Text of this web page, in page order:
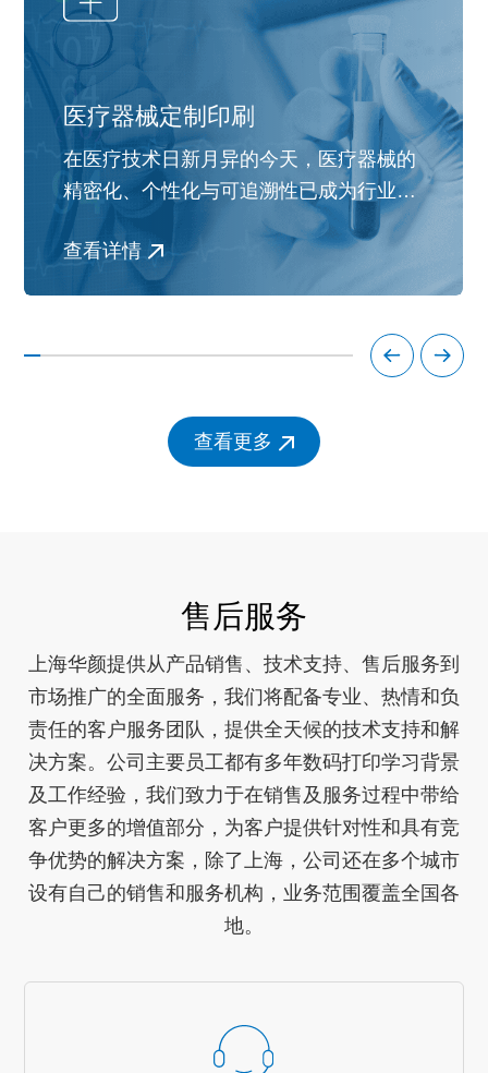
医疗器械定制印刷
在医疗技术日新月异的今天，医疗器械的
精密化、个性化与可追溯性已成为行业的
核心需求。无论是出于患者安全、设备管
理还是防伪溯源的目的，在微小器械上实
现清晰、牢固的标识都至关重要。传统的
复杂而难以融入高度洁净且空间有限的医
疗器械生产线。而爱普生Epson V1080
UV打印机的出现，以其“省、小、精”的颠
覆性技术优势，完美地解决了这一痛点，
查看详情
医疗器械定制印刷
查看更多
售后服务
上海华颜提供从产品销售、技术支持、售后服务到
市场推广的全面服务，我们将配备专业、热情和负
责任的客户服务团队，提供全天候的技术支持和解
决方案。公司主要员工都有多年数码打印学习背景
及工作经验，我们致力于在销售及服务过程中带给
客户更多的增值部分，为客户提供针对性和具有竞
争优势的解决方案，除了上海，公司还在多个城市
设有自己的销售和服务机构，业务范围覆盖全国各
地。